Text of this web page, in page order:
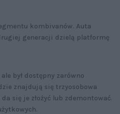
kombivanów. Auta
generacji dzielą platformę
był dostępny zarówno
znajdują się trzyosobowa
się je złożyć lub zdemontować.